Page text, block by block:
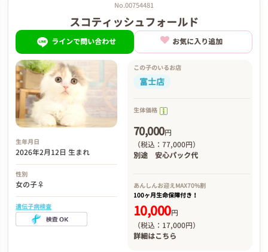
No.00754481
スコティッシュフォールド
ラインで問い合わせ お気に入り追加
生年月日
2026年2月12日 生まれ
性別
女の子♀
遺伝子病検査
この子のいるお店
富士店
生体価格
70,000円
（税込：77,000円）
別途 安心パック代
あんしんお迎え MAX70%割
100ヶ月生命保障付き！
10,000円
（税込：17,000円）
詳細はこちら